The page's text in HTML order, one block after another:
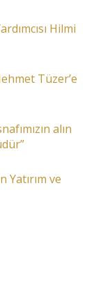
Hilmi
Tüzer’e
alın
Yatırım ve